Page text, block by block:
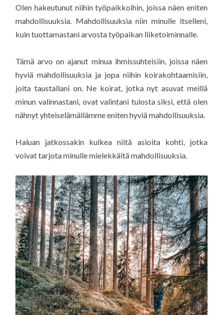
Olen hakeutunut niihin työpaikkoihin, joissa näen eniten
mahdollisuuksia. Mahdollisuuksia niin minulle itselleni,
kuin tuottamastani arvosta työpaikan liiketoiminnalle.
Tämä arvo on ajanut minua ihmissuhteisiin, joissa näen
hyviä mahdollisuuksia ja jopa niihin koirakohtaamisiin,
joita taustallani on. Ne koirat, jotka nyt asuvat meillä
minun valinnastani, ovat valintani tulosta siksi, että olen
nähnyt yhteiselämällämme eniten hyviä mahdollisuuksia.
Haluan jatkossakin kulkea niitä asioita kohti, jotka
voivat tarjota minulle mielekkäitä mahdollisuuksia.